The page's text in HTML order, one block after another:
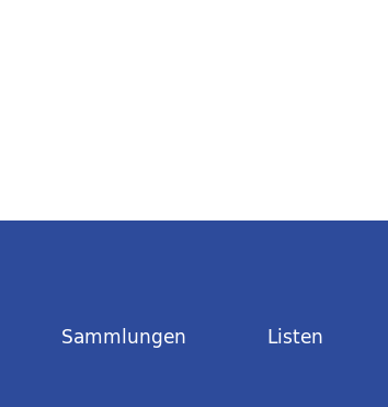
Sammlungen Listen